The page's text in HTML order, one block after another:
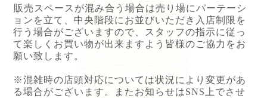
販売スペースが混み合う場合は売り場にパーテーシ
ョンを立て、中央階段にお並びいただき入店制限を
行う場合がございますので、スタッフの指示に従っ
て楽しくお買い物が出来ますよう皆様のご協力をお
願い致します。
※混雑時の店頭対応については状況により変更があ
る場合がございます。またお知らせはSNS 上でさせ